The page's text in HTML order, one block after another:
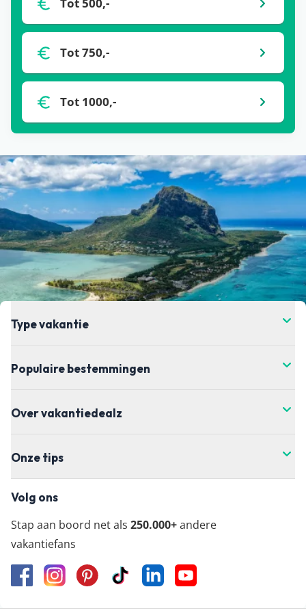
De prijzen die je op een hotelpagina ziet, worden
één keer per 24 uur automatisch opgehaald bij
onze partners. Het kan zijn dat binnen de 24 uur
de prijs verandert. Dit kan hoger of lager zijn,
de meest actuele vanaf-prijs kun je het beste
doorklikken naar de aanbieder waar je je vakantie
Tot 750,-
Tot 1000,-
Type vakantie
Populaire bestemmingen
Over vakantiedealz
Onze tips
Volg ons
Stap aan boord net als 250.000+andere
vakantiefans